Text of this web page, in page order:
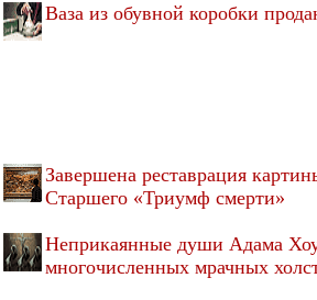
Ваза из обувной коробки
Завершена реставрация
Старшего «Триумф смерти»
Неприкаянные души Адама
многочисленных мрачных